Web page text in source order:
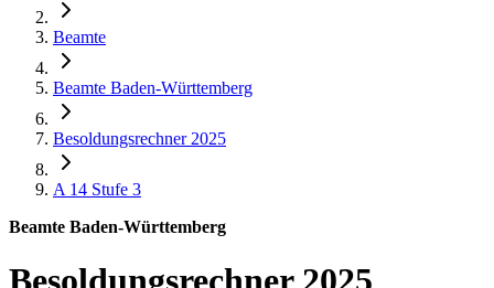
Beamte
Beamte Baden-Württemberg
Besoldungsrechner 2025
A 14 Stufe 3
Beamte Baden-Württemberg